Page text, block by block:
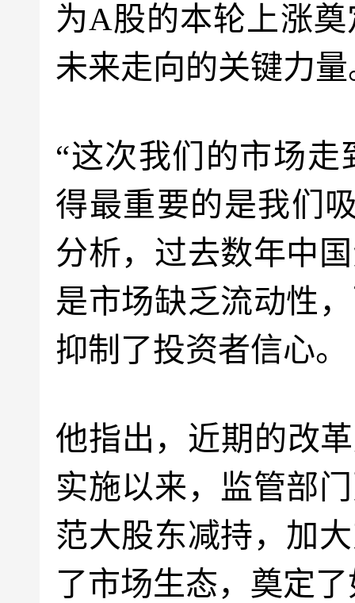
为A股的本轮上涨
未来走向的关键力
“这次我们的市场
得最重要的是我们
分析，过去数年中
是市场缺乏流动性
抑制了投资者信心。
他指出，近期的改
实施以来，监管部
范大股东减持，加
了市场生态，奠定